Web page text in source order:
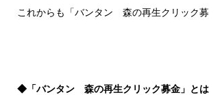
これからも「バンタン 森の再生クリック
◆「バンタン 森の再生クリック募金」とは